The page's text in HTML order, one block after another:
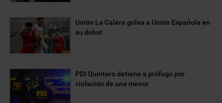
Unión La Calera golea a Unión Española en
su debut
PDI Quintero detiene a prófugo por
violación de una menor